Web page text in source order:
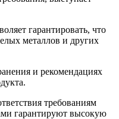
гарантировать, что
металлов и других
и рекомендациях
требованиям
гарантируют высокую